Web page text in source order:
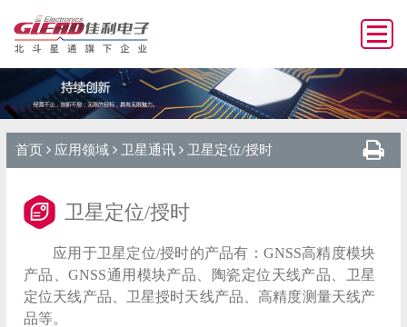
首页 应用领域 卫星通讯 卫星定位/授时
卫星定位/授时
应用于卫星定位/授时的产品有：GNSS高精度模块
产品、GNSS通用模块产品、陶瓷定位天线产品、卫星
定位天线产品、卫星授时天线产品、高精度测量天线产
品等。